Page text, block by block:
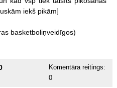
iekš pikām]
basketboliņveidīgos)
Komentāra reitings:
0